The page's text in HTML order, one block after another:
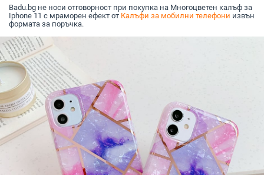
Badu.bg не носи отговорност при покупка на Многоцветен калъф за
Iphone 11 с мраморен ефект от Калъфи за мобилни телефони извън
формата за поръчка.